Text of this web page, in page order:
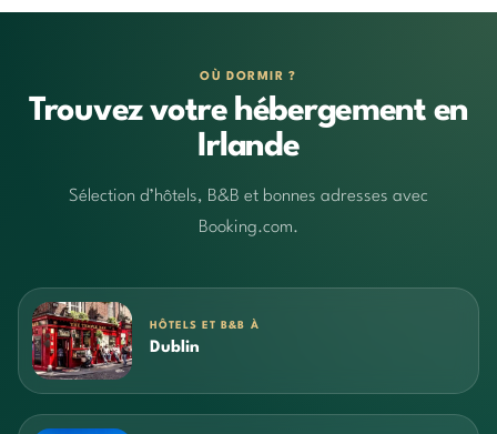
OÙ DORMIR ?
Trouvez votre hébergement en
Irlande
Sélection d’hôtels, B&B et bonnes adresses avec
Booking.com.
HÔTELS ET B&B À
Dublin